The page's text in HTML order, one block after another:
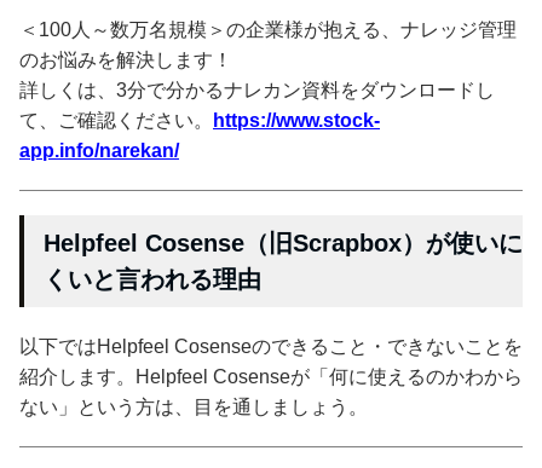
＜100人～数万名規模＞の企業様が抱える、ナレッジ管理
のお悩みを解決します！
詳しくは、3分で分かるナレカン資料をダウンロードし
て、ご確認ください。
https://www.stock-
app.info/narekan/
Helpfeel Cosense（旧Scrapbox）が使いに
くいと言われる理由
以下ではHelpfeel Cosenseのできること・できないことを
紹介します。Helpfeel Cosenseが「何に使えるのかわから
ない」という方は、目を通しましょう。